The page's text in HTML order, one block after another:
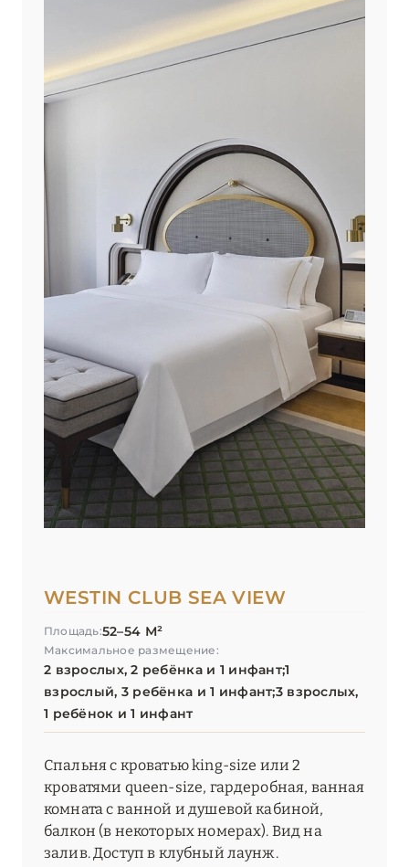
WESTIN CLUB SEA VIEW
Площадь:52–54 М²
Максимальное размещение:
2 взрослых, 2 ребёнка и 1 инфант;1
взрослый, 3 ребёнка и 1 инфант;3 взрослых,
1 ребёнок и 1 инфант
Спальня с кроватью king-size или 2
кроватями queen-size, гардеробная, ванная
комната с ванной и душевой кабиной,
балкон (в некоторых номерах). Вид на
залив. Доступ в клубный лаунж.